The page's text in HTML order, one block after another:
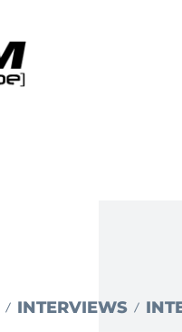
INTERVIEWS